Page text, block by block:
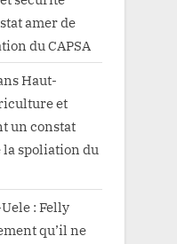
amer de
du CAPSA
Haut-
et
un constat
la spoliation du
: Felly
qu’il ne